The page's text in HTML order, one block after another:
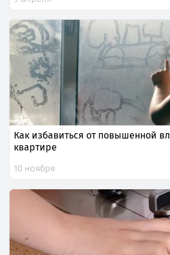
Как избавиться от повышенной
квартире
10 ноября